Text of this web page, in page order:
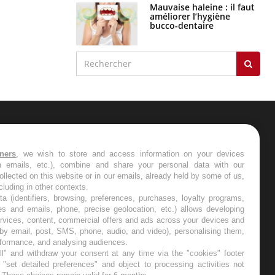
Mauvaise haleine : il faut
améliorer l’hygiène
bucco-dentaire
les semaines les meilleures
, we wish to store and access information on your devices
emails, etc.), combine and share your personal data with our
on this website or in our emails, already held by some of us,
in other contexts.
(identifiers, browsing, preferences, purchases, loyalty programs,
and emails, phone, precise geolocation, etc.) allows developing
content, commercial offers and ads across your devices and
email, post, SMS, phone, audio, and video), personalising them,
and analysing audiences.
and withdraw your consent at any time via the "cookies" footer
detailed preferences" and object to processing activities not